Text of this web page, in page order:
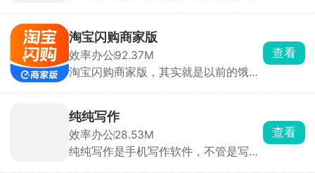
需求，线下走访，在线登记管理。在广
西防止返贫app上可以第一时间及时了
解到最新的帮付政策，以便线下快速的
开展脱贫工作。
淘宝闪购商家版
效率办公92.37M
淘宝闪购商家版，其实就是以前的饿了
板，可以用它打理线上店铺。货品上
架、改价格、改库存、开关门店营业全
都手机随手搞定，也能自己装修线上店
铺页面。平台自带满减、优惠券、特价
查看
纯纯写作
效率办公28.53M
纯纯写作是手机写作软件，不管是写长
查看